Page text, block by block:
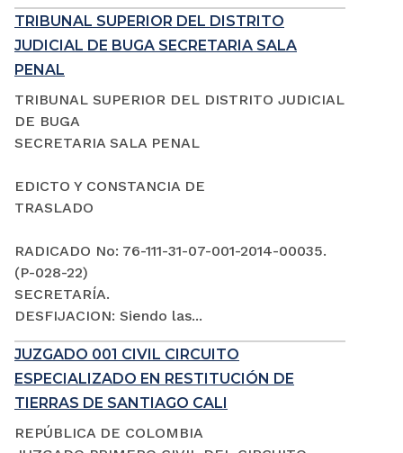
TRIBUNAL SUPERIOR DEL DISTRITO
JUDICIAL DE BUGA SECRETARIA SALA
PENAL
TRIBUNAL SUPERIOR DEL DISTRITO JUDICIAL
DE BUGA
SECRETARIA SALA PENAL
EDICTO Y CONSTANCIA DE
TRASLADO
RADICADO No: 76-111-31-07-001-2014-00035.
(P-028-22)
SECRETARÍA.
DESFIJACION: Siendo las...
JUZGADO 001 CIVIL CIRCUITO
ESPECIALIZADO EN RESTITUCIÓN DE
TIERRAS DE SANTIAGO CALI
REPÚBLICA DE COLOMBIA